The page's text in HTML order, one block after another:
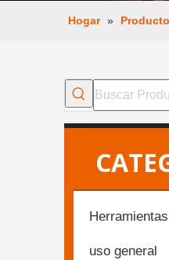
Hogar »
uso general